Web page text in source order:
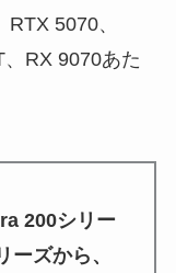
5070、
RX 9070あた
200シリー
ズから、